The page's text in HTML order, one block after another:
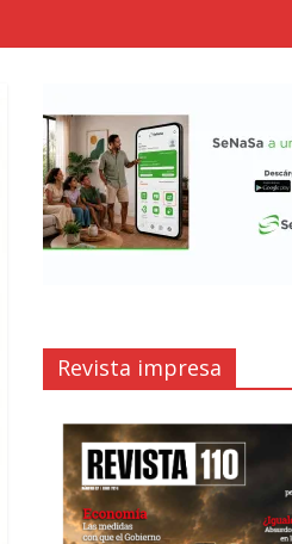
Revista impresa